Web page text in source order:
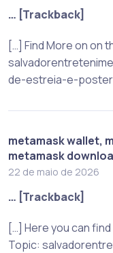
… [Trackback]
[…] Find More on on
de-estreia-e-
metamask wallet,
metamask
22 de maio de 2026
… [Trackback]
[…] Here you can
Topic: